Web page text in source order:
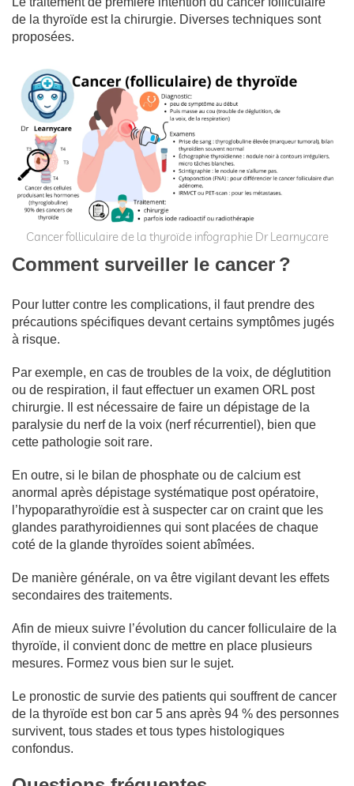
de la thyroïde est la chirurgie. Diverses techniques sont
proposées.
Cancer folliculaire de la thyroïde infographie Dr Learnycare
Comment surveiller le cancer ?
Pour lutter contre les complications, il faut prendre des
précautions spécifiques devant certains symptômes jugés
à risque.
Par exemple, en cas de troubles de la voix, de déglutition
ou de respiration, il faut effectuer un examen ORL post
chirurgie. Il est nécessaire de faire un dépistage de la
paralysie du nerf de la voix (nerf récurrentiel), bien que
cette pathologie soit rare.
En outre, si le bilan de phosphate ou de calcium est
anormal après dépistage systématique post opératoire,
l’hypoparathyroïdie est à suspecter car on craint que les
glandes parathyroidiennes qui sont placées de chaque
coté de la glande thyroïdes soient abîmées.
De manière générale, on va être vigilant devant les effets
secondaires des traitements.
Afin de mieux suivre l’évolution du cancer folliculaire de la
thyroïde, il convient donc de mettre en place plusieurs
mesures. Formez vous bien sur le sujet.
Le pronostic de survie des patients qui souffrent de cancer
de la thyroïde est bon car 5 ans après 94 % des personnes
survivent, tous stades et tous types histologiques
confondus.